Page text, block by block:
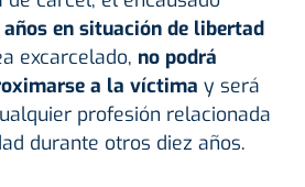
años en situación de libertad
excarcelado, no podrá
a la víctima y será
profesión relacionada
durante otros diez años.